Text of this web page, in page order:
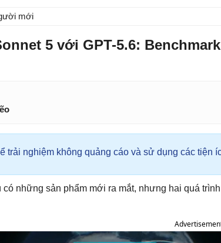
mới
5 với GPT-5.6:
trải nghiệm không quảng cáo và sử dụng các tiện
có những sản phẩm mới ra mắt, nhưng hai quá